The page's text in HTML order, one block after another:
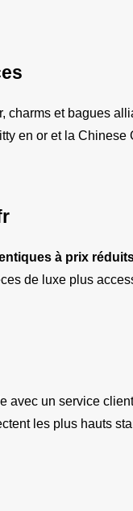
charms et bagues
en or et la
à prix
de luxe plus
avec un service
les plus hauts